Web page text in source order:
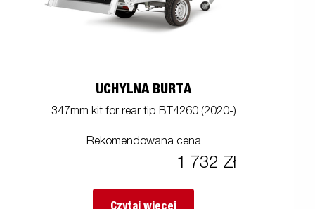
UCHYLNA BURTA
347mm kit for rear tip BT4260 (2020-)
Rekomendowana cena
1 732 Zł
Czytaj więcej